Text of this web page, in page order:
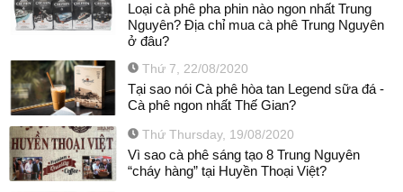
Loại cà phê pha phin nào ngon nhất Trung
Nguyên? Địa chỉ mua cà phê Trung Nguyên
ở đâu?
Thứ 7, 22/08/2020
Tại sao nói Cà phê hòa tan Legend sữa đá -
Cà phê ngon nhất Thế Gian?
Thứ Thursday, 19/08/2020
Vì sao cà phê sáng tạo 8 Trung Nguyên
“cháy hàng” tại Huyền Thoại Việt?